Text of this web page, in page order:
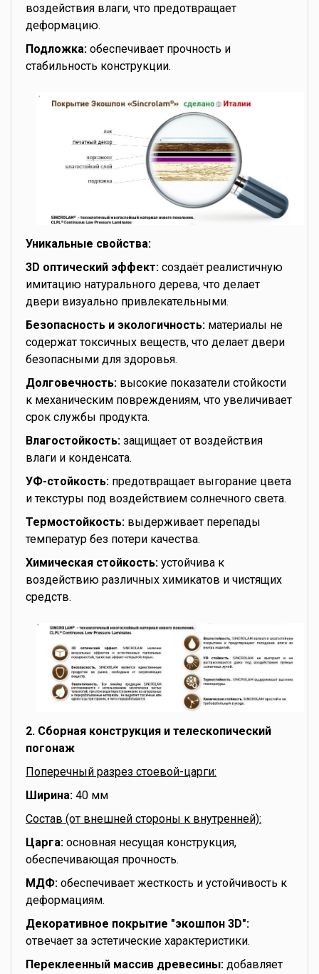
воздействия влаги, что предотвращает
деформацию.
Подложка: обеспечивает прочность и
стабильность конструкции.
Уникальные свойства:
3D оптический эффект: создаёт реалистичную
имитацию натурального дерева, что делает
двери визуально привлекательными.
Безопасность и экологичность: материалы не
содержат токсичных веществ, что делает двери
безопасными для здоровья.
Долговечность: высокие показатели стойкости
к механическим повреждениям, что увеличивает
срок службы продукта.
Влагостойкость: защищает от воздействия
влаги и конденсата.
УФ-стойкость: предотвращает выгорание цвета
и текстуры под воздействием солнечного света.
Термостойкость: выдерживает перепады
температур без потери качества.
Химическая стойкость: устойчива к
воздействию различных химикатов и чистящих
средств.
2. Сборная конструкция и телескопический
погонаж
Поперечный разрез стоевой-царги:
Ширина: 40 мм
Состав (от внешней стороны к внутренней):
Царга: основная несущая конструкция,
обеспечивающая прочность.
МДФ: обеспечивает жесткость и устойчивость к
деформациям.
Декоративное покрытие "экошпон 3D":
отвечает за эстетические характеристики.
Переклеенный массив древесины: добавляет